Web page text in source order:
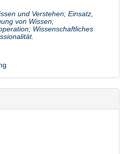
und Verstehen; Einsatz,
von Wissen;
Wissenschaftliches